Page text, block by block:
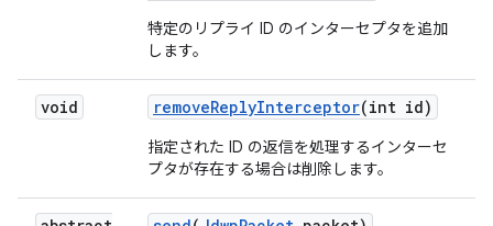
特定のリプライ ID のインターセプタを追加
します。
void removeReplyInterceptor(int id)
指定された ID の返信を処理するインターセ
プタが存在する場合は削除します。